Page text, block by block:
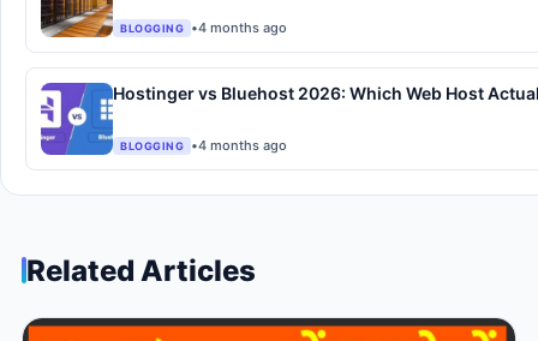
BLOGGING •4 months ago
Hostinger vs Bluehost 2026: Which Web Host
BLOGGING •4 months ago
Related Articles